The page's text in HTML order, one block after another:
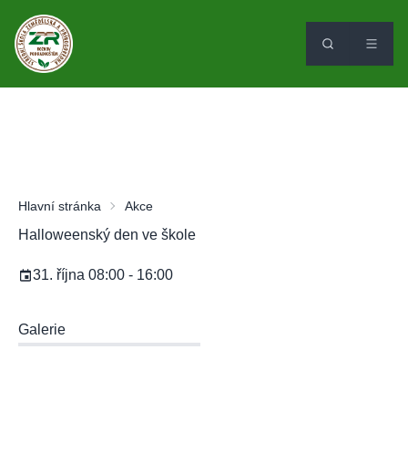
Hlavní stránka Akce
Halloweenský den ve škole
31. října 08:00 - 16:00
Galerie